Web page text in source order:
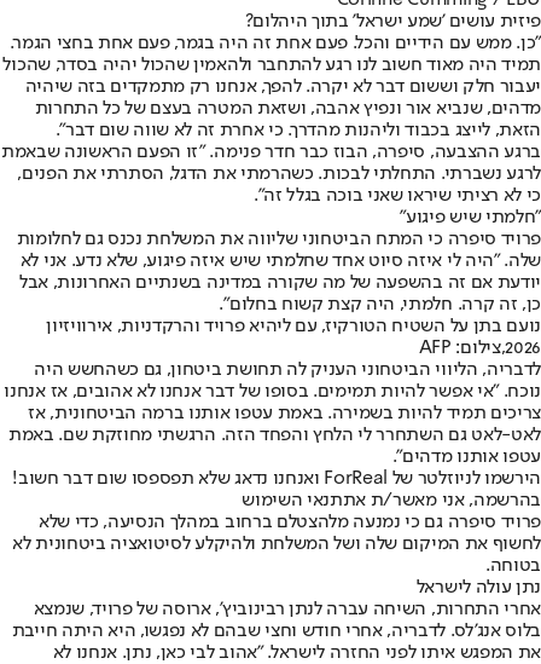
פיזית עושים 'שמע ישראל' בתוך היהלום?
"כן. ממש עם הידיים והכל. פעם אחת זה היה בגמר, פעם אחת בחצי הגמר.
תמיד היה מאוד חשוב לנו רגע להתחבר ולהאמין שהכול יהיה בסדר, שהכול
יעבור חלק וששום דבר לא יקרה. להפך, אנחנו רק מתמקדים בזה שיהיה
מדהים, שנביא אור ונפיץ אהבה, ושזאת המטרה בעצם של כל התחרות
הזאת, לייצג בכבוד וליהנות מהדרך. כי אחרת זה לא שווה שום דבר".
ברגע ההצבעה, סיפרה, הבוז כבר חדר פנימה. "זו הפעם הראשונה שבאמת
לרגע נשברתי. התחלתי לבכות. כשהרמתי את הדגל, הסתרתי את הפנים,
כי לא רציתי שיראו שאני בוכה בגלל זה".
"חלמתי שיש פיגוע"
פרויד סיפרה כי המתח הביטחוני שליווה את המשלחת נכנס גם לחלומות
שלה. "היה לי איזה סיוט אחד שחלמתי שיש איזה פיגוע, שלא נדע. אני לא
יודעת אם זה בהשפעה של מה שקורה במדינה בשנתיים האחרונות, אבל
כן, זה קרה. חלמתי, היה קצת קשוח בחלום".
נועם בתן על השטיח הטורקיז, עם ליהיא פרויד והרקדניות, אירוויזיון
2026,צילום: AFP
לדבריה, הליווי הביטחוני העניק לה תחושת ביטחון, גם כשהחשש היה
נוכח. "אי אפשר להיות תמימים. בסופו של דבר אנחנו לא אהובים, אז אנחנו
צריכים תמיד להיות בשמירה. באמת עטפו אותנו ברמה הביטחונית, אז
לאט-לאט גם השתחרר לי הלחץ והפחד הזה. הרגשתי מחוזקת שם. באמת
עטפו אותנו מדהים".
הירשמו לניוזלטר של ForReal ואנחנו נדאג שלא תפספסו שום דבר חשוב!
בהרשמה, אני מאשר/ת אתתנאי השימוש
פרויד סיפרה גם כי נמנעה מלהצטלם ברחוב במהלך הנסיעה, כדי שלא
לחשוף את המיקום שלה ושל המשלחת ולהיקלע לסיטואציה ביטחונית לא
בטוחה.
נתן עולה לישראל
אחרי התחרות, השיחה עברה לנתן רבינוביץ', ארוסה של פרויד, שנמצא
בלוס אנג'לס. לדבריה, אחרי חודש וחצי שבהם לא נפגשו, היא היתה חייבת
את המפגש איתו לפני החזרה לישראל. "אהוב לבי כאן, נתן. אנחנו לא